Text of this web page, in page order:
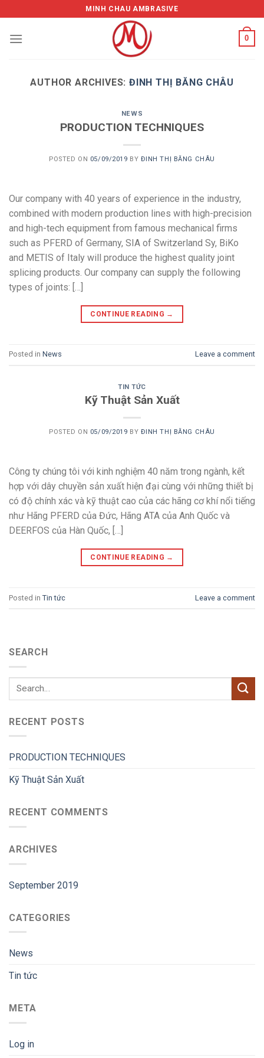
to
content
MINH CHAU AMBRASIVE
0
AUTHOR ARCHIVES:ĐINH THỊ BĂNG CHÂU
NEWS
PRODUCTION TECHNIQUES
POSTED ON 05/09/2019 BY ĐINH THỊ BĂNG CHÂU
Our company with 40 years of experience in the industry,
combined with modern production lines with high-precision
and high-tech equipment from famous mechanical firms
such as PFERD of Germany, SIA of Switzerland Sy, BiKo
and METIS of Italy will produce the highest quality joint
splicing products. Our company can supply the following
types of joints: […]
CONTINUE READING →
Posted in News Leave a comment
TIN TỨC
Kỹ Thuật Sản Xuất
POSTED ON 05/09/2019 BY ĐINH THỊ BĂNG CHÂU
Công ty chúng tôi với kinh nghiệm 40 năm trong ngành, kết
hợp với dây chuyền sản xuất hiện đại cùng với những thiết bị
có độ chính xác và kỹ thuật cao của các hãng cơ khí nổi tiếng
như Hãng PFERD của Đức, Hãng ATA của Anh Quốc và
DEERFOS của Hàn Quốc, […]
CONTINUE READING →
Posted in Tin tức Leave a comment
SEARCH
RECENT POSTS
PRODUCTION TECHNIQUES
Kỹ Thuật Sản Xuất
RECENT COMMENTS
ARCHIVES
September 2019
CATEGORIES
News
Tin tức
META
Log in